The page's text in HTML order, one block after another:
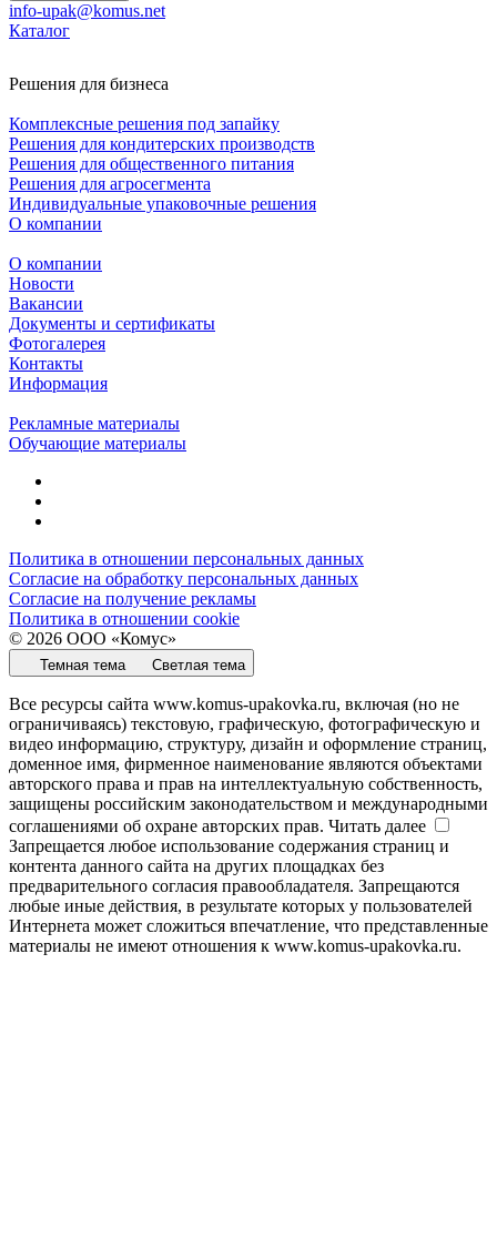
info-upak@komus.net
Каталог
Решения для бизнеса
Комплексные решения под запайку
Решения для кондитерских производств
Решения для общественного питания
Решения для агросегмента
Индивидуальные упаковочные решения
О компании
О компании
Новости
Вакансии
Документы и сертификаты
Фотогалерея
Контакты
Информация
Рекламные материалы
Обучающие материалы
Политика в отношении персональных данных
Согласие на обработку персональных данных
Согласие на получение рекламы
Политика в отношении cookie
© 2026 ООО «Комус»
Темная тема Светлая тема
Все ресурсы сайта www.komus-upakovka.ru, включая (но не
ограничиваясь) текстовую, графическую, фотографическую и
видео информацию, структуру, дизайн и оформление страниц,
доменное имя, фирменное наименование являются объектами
авторского права и прав на интеллектуальную собственность,
защищены российским законодательством и международными
соглашениями об охране авторских прав. Читать далее
Запрещается любое использование содержания страниц и
контента данного сайта на других площадках без
предварительного согласия правообладателя. Запрещаются
любые иные действия, в результате которых у пользователей
Интернета может сложиться впечатление, что представленные
материалы не имеют отношения к www.komus-upakovka.ru.